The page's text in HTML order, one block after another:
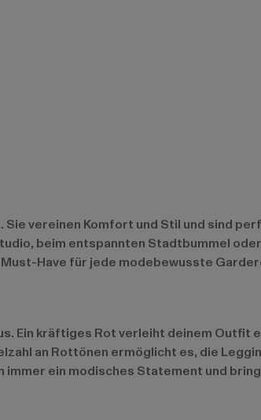
vereinen Komfort und Stil und sind
beim entspannten Stadtbummel
Have für jede modebewusste
Ein kräftiges Rot verleiht deinem Outfit
an Rottönen ermöglicht es, die
ein modisches Statement und